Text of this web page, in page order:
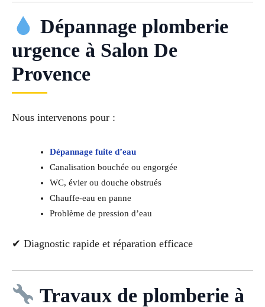
Dépannage plomberie
urgence à Salon De
Provence
Nous intervenons pour :
Dépannage fuite d’eau
Canalisation bouchée ou engorgée
WC, évier ou douche obstrués
Chauffe-eau en panne
Problème de pression d’eau
✔ Diagnostic rapide et réparation efficace
Travaux de plomberie à